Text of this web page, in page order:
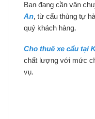
Bạn đang cần vận
An, từ cẩu thùng tự
quý khách hàng.
Cho thuê xe cẩu tại
chất lượng với mức
vụ.